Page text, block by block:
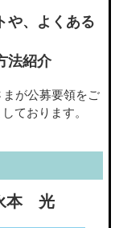
や、よくある
法紹介
が公募要領をご
ております。
本 光